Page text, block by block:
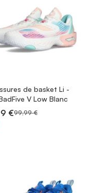
de basket Li -
V Low Blanc
€99,99 €